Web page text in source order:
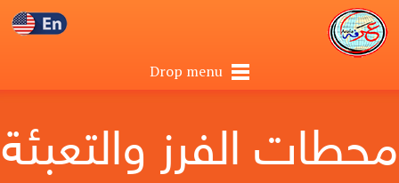
Drop menu
محطات الفرز والتعبئة